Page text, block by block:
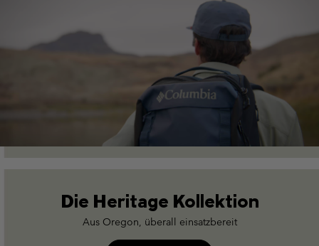
Die Heritage Kollektion
Aus Oregon, überall einsatzbereit